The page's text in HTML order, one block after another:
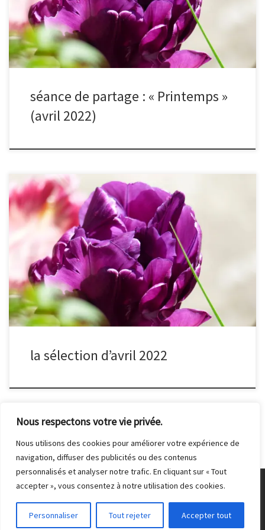
Nous respectons votre vie privée.
Nous utilisons des cookies pour améliorer votre expérience de
navigation, diffuser des publicités ou des contenus
personnalisés et analyser notre trafic. En cliquant sur « Tout
accepter », vous consentez à notre utilisation des cookies.
Personnaliser Tout rejeter Accepter tout
sélection du mois.
séance de partage : « Printemps »
(avril 2022)
Après chaque séance de partage, nous organisons un vote
électronique pour sélectionner la photo du mois.
la sélection d’avril 2022
© 2026Club Photo de Malakoff– Tous droits réservés